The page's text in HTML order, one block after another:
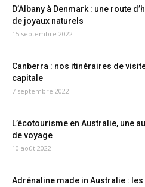
D’Albany à Denmark : une route
de joyaux naturels
15 septembre 2022
Canberra : nos itinéraires de
capitale
7 septembre 2022
L’écotourisme en Australie, une
de voyage
10 août 2022
Adrénaline made in Australie :